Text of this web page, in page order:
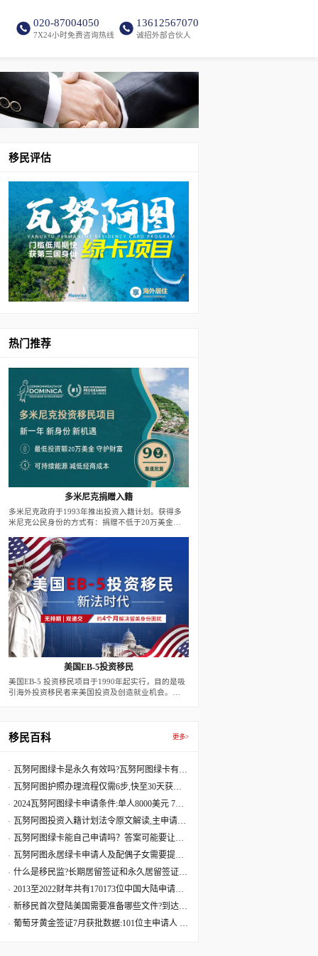
020-87004050
7X24小时免费咨询热线
13612567070
诚招外部合伙人
移民评估
热门推荐
多米尼克捐赠入籍
多米尼克政府于1993年推出投资入籍计划。获得多
米尼克公民身份的方式有：捐赠不低于20万美金至
产项目。
美国EB-5投资移民
美国EB-5 投资移民项目于1990年起实行，目的是吸
引海外投资移民者来美国投资及创造就业机会。
工人就业机会，即可获发二年期的有条件移民签证。
二年届满前90天，若移民投资者的投资行为满足10
移除，而成为永久居民。
移民百科 更多>
瓦努阿图绿卡是永久有效吗?瓦努阿图绿卡有效
期是多久?
瓦努阿图护照办理流程仅需6步,快至30天获批
60天收到原件
2024瓦努阿图绿卡申请条件:单人8000美元 7天
获批三周拿卡
瓦努阿图投资入籍计划法令原文解读,主申请人
捐献8万美元起
瓦努阿图绿卡能自己申请吗？答案可能要让您
失望了
瓦努阿图永居绿卡申请人及配偶子女需要提供
资料最全清单
什么是移民监?长期居留签证和永久居留签证有
什么区别?
2013至2022财年共有170173位中国大陆申请人
移民美国
新移民首次登陆美国需要准备哪些文件?到达美
国机场流程
葡萄牙黄金签证7月获批数据:101位主申请人 美